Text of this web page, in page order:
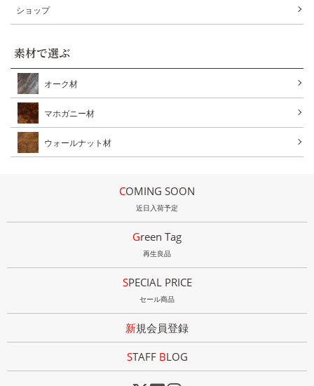
ショップ
素材で選ぶ
オーク材
マホガニー材
ウォールナット材
COMING SOON
近日入荷予定
Green Tag
再生良品
SPECIAL PRICE
セール商品
新規会員登録
STAFF BLOG